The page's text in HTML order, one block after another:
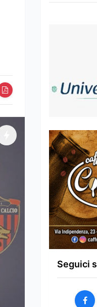
Seguici